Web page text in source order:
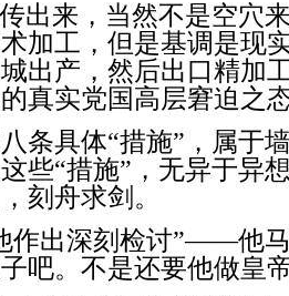
出来，当然不是空穴
加工，但是基调是现
出产，然后出口精加
真实党国高层窘迫之
条具体“措施”，属于
些“措施”，无异于异
刻舟求剑。
作出深刻检讨”——他
吧。不是还要他做皇